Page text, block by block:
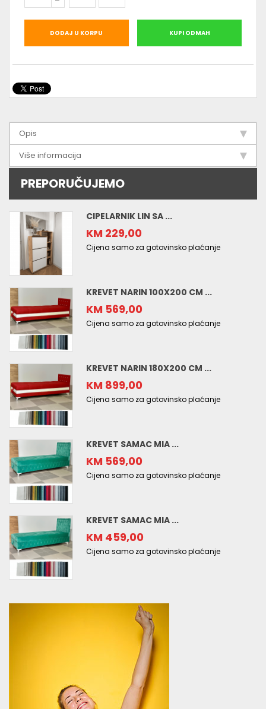
DODAJ U KORPU KUPI ODMAH
Opis
Više informacija
PREPORUČUJEMO
CIPELARNIK LIN SA ...
KM 229,00
Cijena samo za gotovinsko plaćanje
KREVET NARIN 100X200 CM ...
KM 569,00
Cijena samo za gotovinsko plaćanje
KREVET NARIN 180X200 CM ...
KM 899,00
Cijena samo za gotovinsko plaćanje
KREVET SAMAC MIA ...
KM 569,00
Cijena samo za gotovinsko plaćanje
KREVET SAMAC MIA ...
KM 459,00
Cijena samo za gotovinsko plaćanje